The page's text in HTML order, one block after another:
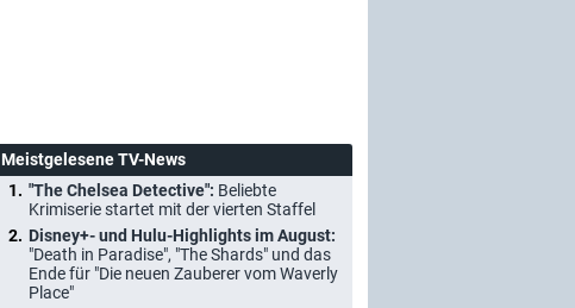
Meistgelesene TV-News
"The Chelsea Detective": Beliebte
Krimiserie startet mit der vierten Staffel
Disney+- und Hulu-Highlights im August:
"Death in Paradise", "The Shards" und das
Ende für "Die neuen Zauberer vom Waverly
Place"